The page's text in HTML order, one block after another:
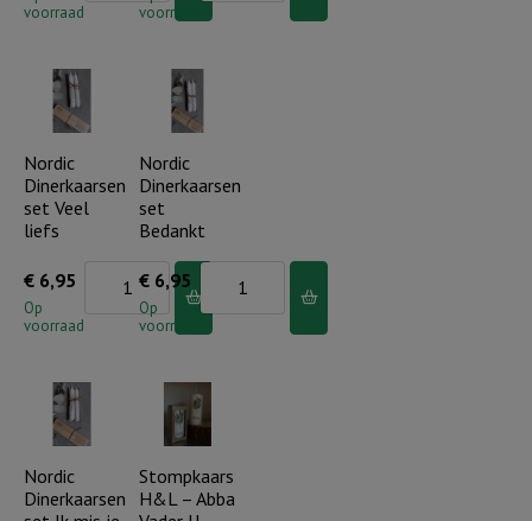
voorraad
liefde
voorraad
set
aantal
Nordic
Dinerkaarsen
set Veel
liefs
€ 6,95
Op
voorraad
Nordic
Dinerkaarsen
aantal
Nordic
Dinerkaarsen
set
Bedankt
€ 6,95
Op
voorraad
Nordic
Dinerkaarsen
set
aantal
Nordic
Dinerkaarsen
Stompkaars
H&L – Abba